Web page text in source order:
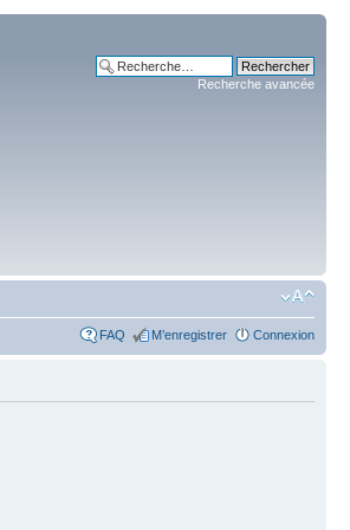
Recherche avancée
FAQ M’enregistrer Connexion